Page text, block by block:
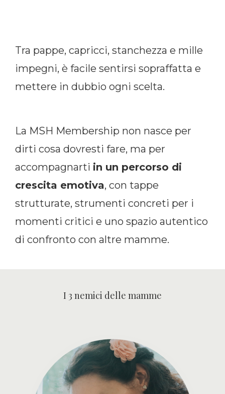
Tra pappe, capricci, stanchezza e mille
impegni, è facile sentirsi sopraffatta e
mettere in dubbio ogni scelta.
La MSH Membership non nasce per
dirti cosa dovresti fare, ma per
accompagnarti in un percorso di
crescita emotiva, con tappe
strutturate, strumenti concreti per i
momenti critici e uno spazio autentico
di confronto con altre mamme.
I 3 nemici delle mamme